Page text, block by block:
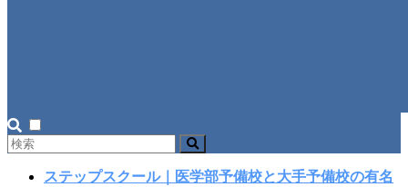
ステップスクール｜医学部予備校と大手予備校の有名